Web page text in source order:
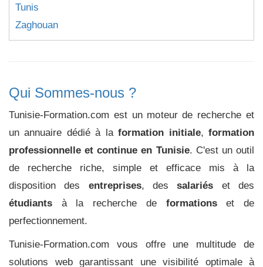
Tunis
Zaghouan
Qui Sommes-nous ?
Tunisie-Formation.com est un moteur de recherche et
un annuaire dédié à laformation initiale,formation
professionnelle et continue en Tunisie. C'est un outil
de recherche riche, simple et efficace mis à la
disposition des entreprises, dessalariés et des
étudiants à la recherche de formationset de
perfectionnement.
Tunisie-Formation.com vous offre une multitude de
solutions web garantissant une visibilité optimale à